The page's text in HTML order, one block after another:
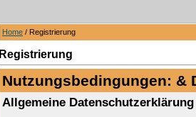
Home / Registrierung
Registrierung
Nutzungsbedingungen: &
Allgemeine Datenschutzerklärung